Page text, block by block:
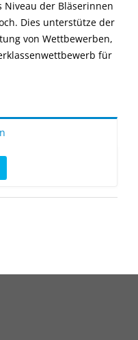
Niveau der Bläserinnen
Dies unterstütze der
von Wettbewerben,
für